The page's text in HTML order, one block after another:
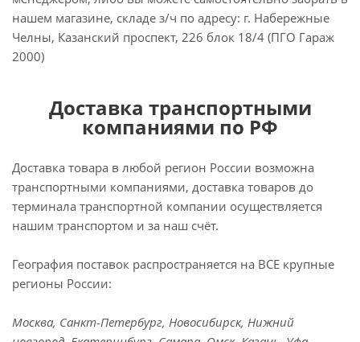
нашем магазине, складе з/ч по адресу: г. Набережные
Челны, Казанский проспект, 226 блок 18/4 (ПГО Гараж
2000)
Доставка транспортными
компаниями по РФ
Доставка товара в любой регион России возможна
транспортными компаниями, доставка товаров до
терминала транспортной компании осуществляется
нашим транспортом и за наш счёт.
География поставок распространяется на ВСЕ крупные
регионы России:
Москва, Санкт-Петербург, Новосибирск, Нижний